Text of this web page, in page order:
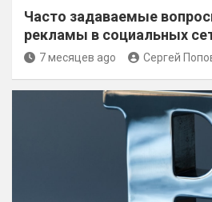
Часто задаваемые
рекламы в социальных
7 месяцев ago Сергей